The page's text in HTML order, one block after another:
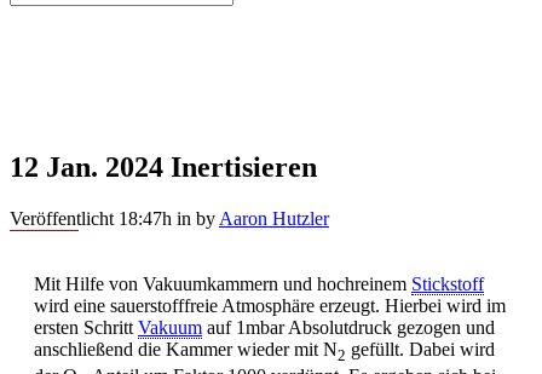
12 Jan. 2024 Inertisieren
Veröffentlicht 18:47h in by Aaron Hutzler
Mit Hilfe von Vakuumkammern und hochreinem Stickstoff
wird eine sauerstofffreie Atmosphäre erzeugt. Hierbei wird im
ersten Schritt Vakuum auf 1mbar Absolutdruck gezogen und
anschließend die Kammer wieder mit N2 gefüllt. Dabei wird